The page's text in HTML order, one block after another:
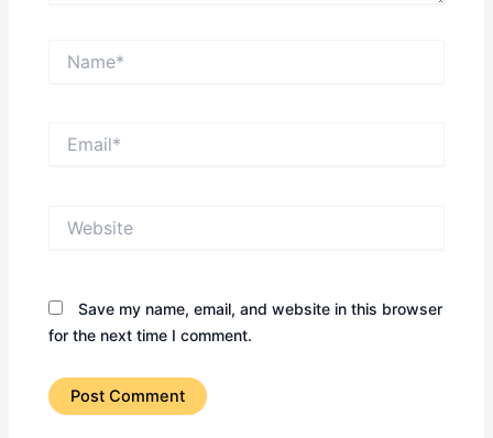
Save my name, email, and website in this browser
for the next time I comment.